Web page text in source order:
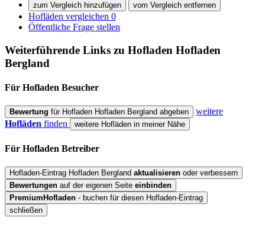
zum Vergleich hinzufügen vom Vergleich entfernen
Hofläden vergleichen 0
Öffentliche Frage stellen
Weiterführende Links zu Hofladen Hofladen
Bergland
Für Hofladen Besucher
Bewertung für Hofladen Hofladen Bergland abgeben
weitere
Hofläden finden weitere Hofläden in meiner Nähe
Für Hofladen Betreiber
Hofladen-Eintrag Hofladen Bergland aktualisieren oder verbessern
Bewertungen auf der eigenen Seite einbinden
PremiumHofladen - buchen für diesen Hofladen-Eintrag
schließen